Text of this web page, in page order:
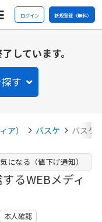
ログイン 新規登録（無料）
しています。
す
ア） バスケ バスケ
るWEBメディ
気になる（値下げ通知）
本人確認